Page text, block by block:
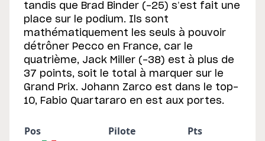
tandis que Brad Binder (-25) s’est fait une
place sur le podium. Ils sont
mathématiquement les seuls à pouvoir
détrôner Pecco en France, car le
quatrième, Jack Miller (-38) est à plus de
37 points, soit le total à marquer sur le
Grand Prix. Johann Zarco est dans le top-
10, Fabio Quartararo en est aux portes.
Pos Pilote Pts